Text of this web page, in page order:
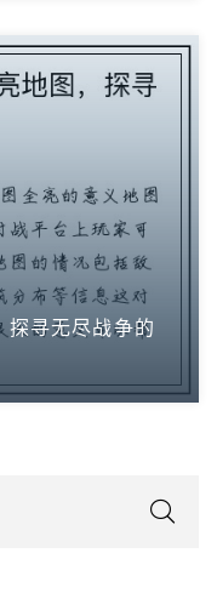
探寻无尽战争的